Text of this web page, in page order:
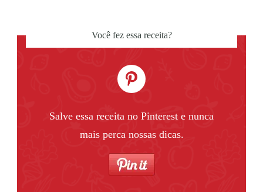
Você fez essa receita?
Salve essa receita no Pinterest e nunca
mais perca nossas dicas.